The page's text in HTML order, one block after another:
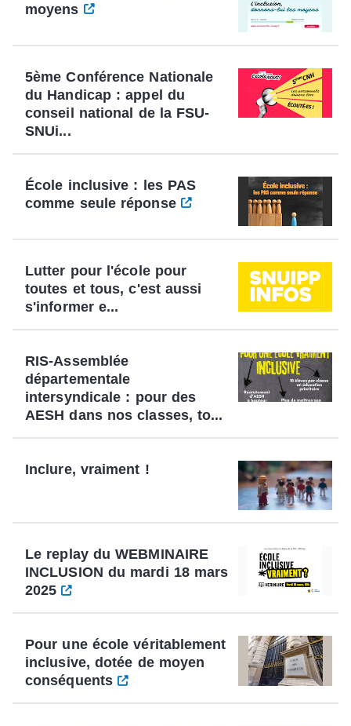
moyens
5ème Conférence Nationale
du Handicap : appel du
conseil national de la FSU-
SNUi...
École inclusive : les PAS
comme seule réponse
Lutter pour l'école pour
toutes et tous, c'est aussi
s'informer e...
RIS-Assemblée
départementale
intersyndicale : pour des
AESH dans nos classes, to...
Inclure, vraiment !
Le replay du WEBMINAIRE
INCLUSION du mardi 18 mars
2025
Pour une école véritablement
inclusive, dotée de moyen
conséquents